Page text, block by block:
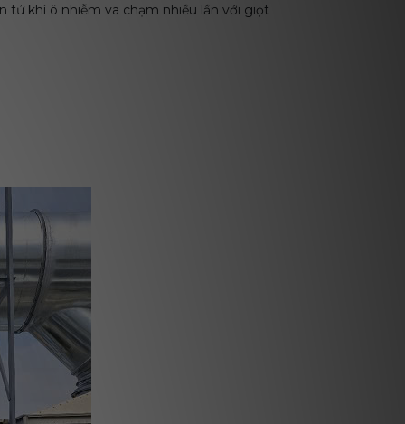
tử khí ô nhiễm va chạm nhiều lần với giọt